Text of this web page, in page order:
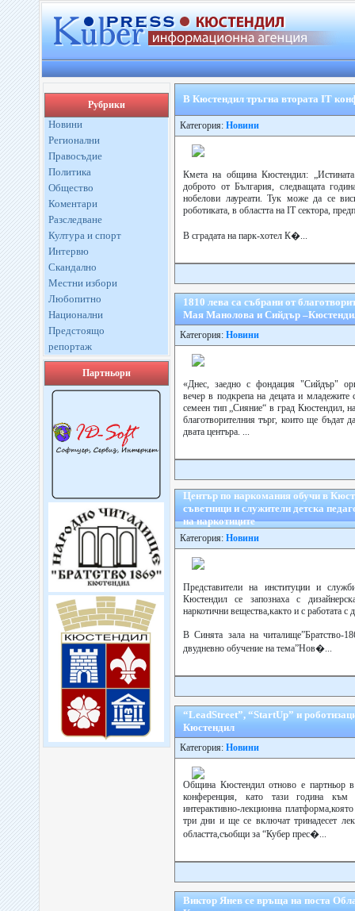
Рубрики
Новини
Регионални
Правосъдие
Политика
Общество
Коментари
Разследване
Култура и спорт
Интервю
Скандално
Местни избори
Любопитно
Национални
Предстоящо
репортаж
Партньори
В Кюстендил тръгна втората IT
Категория: Новини
Кмета на община Кюстендил:
доброто от България, следващата
нобелови лауреати. Тук може да се
роботиката, в областта на IT сектора,
В сградата на парк-хотел К�...
1810 лева са събрани от
Мая Манолова и Сийдър
Категория: Новини
«Днес, заедно с фондация "Сийдър"
вечер в подкрепа на децата и младежите
семеен тип „Сияние“ в град Кюстендил,
благотворителния търг, които ще бъдат
двата центъра. ...
Център по наркомания обучи в
съветници и служители детска
на наркотиците
Категория: Новини
Представители на институции и
Кюстендил се запознаха с
наркотични вещества,както и с работата с
В Синята зала на читалище”Братство-
двудневно обучение на тема”Нов�...
“LeadStreet”, “StartUp” и
Кюстендил
Категория: Новини
Община Кюстендил отново е партньор
конференция, като тази година към
интерактивно-лекционна
три дни и ще се включат тринадесет
областта,съобщи за “Кубер прес�...
Виктор Янев се връща на поста